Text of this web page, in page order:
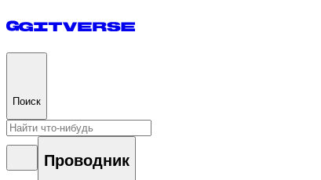
Поиск
Проводник